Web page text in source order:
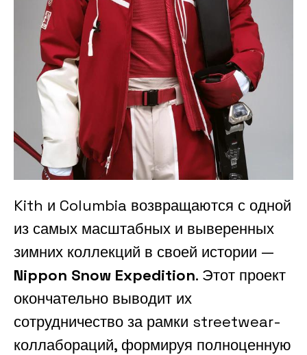
Kith и Columbia возвращаются с одной
из самых масштабных и выверенных
зимних коллекций в своей истории —
Nippon Snow Expedition. Этот проект
окончательно выводит их
сотрудничество за рамки streetwear-
коллабораций, формируя полноценную